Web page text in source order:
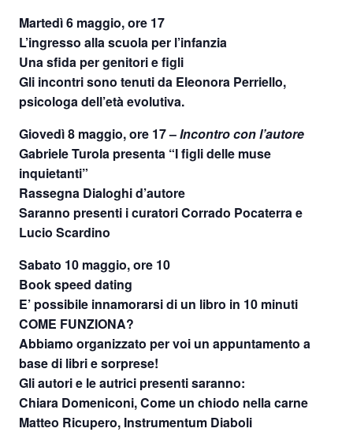
Martedì 6 maggio, ore 17
L’ingresso alla scuola per l’infanzia
Una sfida per genitori e figli
Gli incontri sono tenuti da Eleonora Perriello,
psicologa dell’età evolutiva.
Giovedì 8 maggio, ore 17–Incontro con l’autore
Gabriele Turola presenta “I figli delle muse
inquietanti”
Rassegna Dialoghi d’autore
Saranno presenti i curatori Corrado Pocaterra e
Lucio Scardino
Sabato 10 maggio, ore 10
Book speed dating
E’ possibile innamorarsi di un libro in 10 minuti
COME FUNZIONA?
Abbiamo organizzato per voi un appuntamento a
base di libri e sorprese!
Gli autori e le autrici presenti saranno:
Chiara Domeniconi, Come un chiodo nella carne
Matteo Ricupero, Instrumentum Diaboli